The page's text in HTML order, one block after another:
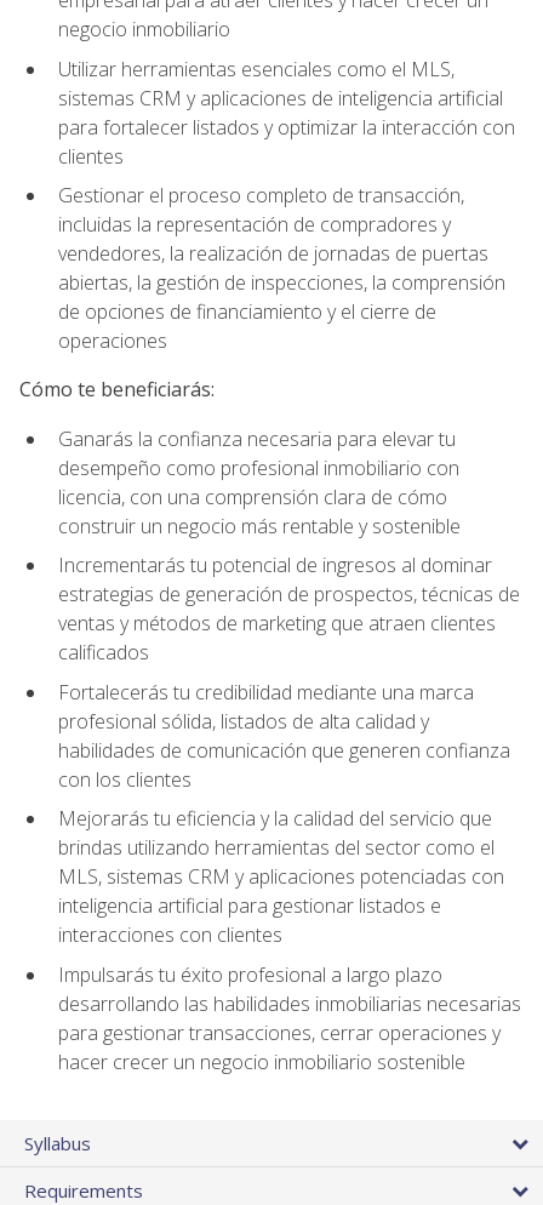
negocio inmobiliario
Utilizar herramientas esenciales como el MLS,
sistemas CRM y aplicaciones de inteligencia artificial
para fortalecer listados y optimizar la interacción con
clientes
Gestionar el proceso completo de transacción,
incluidas la representación de compradores y
vendedores, la realización de jornadas de puertas
abiertas, la gestión de inspecciones, la comprensión
de opciones de financiamiento y el cierre de
operaciones
Cómo te beneficiarás:
Ganarás la confianza necesaria para elevar tu
desempeño como profesional inmobiliario con
licencia, con una comprensión clara de cómo
construir un negocio más rentable y sostenible
Incrementarás tu potencial de ingresos al dominar
estrategias de generación de prospectos, técnicas de
ventas y métodos de marketing que atraen clientes
calificados
Fortalecerás tu credibilidad mediante una marca
profesional sólida, listados de alta calidad y
habilidades de comunicación que generen confianza
con los clientes
Mejorarás tu eficiencia y la calidad del servicio que
brindas utilizando herramientas del sector como el
MLS, sistemas CRM y aplicaciones potenciadas con
inteligencia artificial para gestionar listados e
interacciones con clientes
Impulsarás tu éxito profesional a largo plazo
desarrollando las habilidades inmobiliarias necesarias
para gestionar transacciones, cerrar operaciones y
hacer crecer un negocio inmobiliario sostenible
Syllabus
Requirements